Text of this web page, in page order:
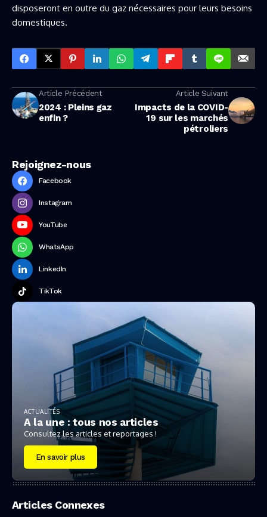
disposeront en outre du gaz nécessaires pour leurs besoins
domestiques.
Article Précédent
2024 : Pleins gaz
enfin ?
Article Suivant
Impacts de la COVID-
19 sur les marchés
pétroliers
Rejoignez-nous
Facebook
Instagram
YouTube
WhatsApp
LinkedIn
TikTok
ACTUALITÉS
A la une : tous nos articles
Consultez les articles et reportages !
En savoir plus
Articles Connexes